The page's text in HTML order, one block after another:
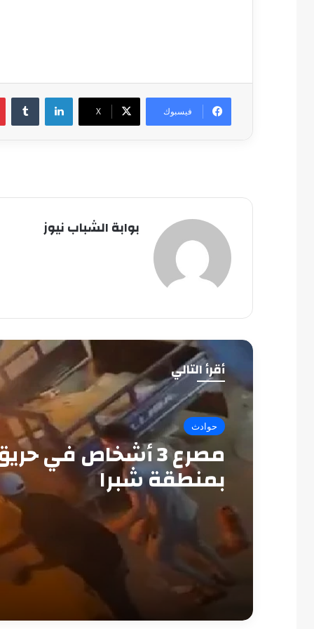
فيسبوك ‫X
لينكدإن
بوابة الشباب نيوز
أقرأ التالي
حوادث
مصرع 3 أشخاص في
بمنطقة شبرا